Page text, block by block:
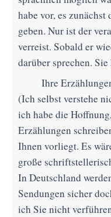
habe vor, es zunächst
geben. Nur ist der
verreist. Sobald er
darüber sprechen.
Ihre
(Ich selbst verstehe
ich habe die
Erzählungen
Ihnen vorliegt. Es
große
In Deutschland
Sendungen sicher
ich Sie nicht